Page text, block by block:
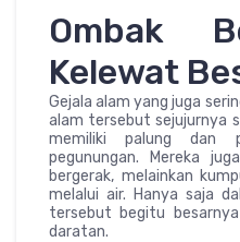
Ombak
Kelewat
Gejala alam yang juga
alam tersebut sejujurnya
memiliki palung dan
pegunungan. Mereka
bergerak, melainkan
melalui air. Hanya saja
tersebut begitu
daratan.